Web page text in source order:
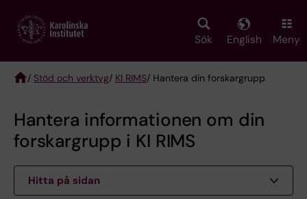
main
Sök English Meny
/ Stöd och verktyg/ KI RIMS/ Hantera din forskargrupp
Hantera informationen om din
forskargrupp i KI RIMS
Hitta på sidan